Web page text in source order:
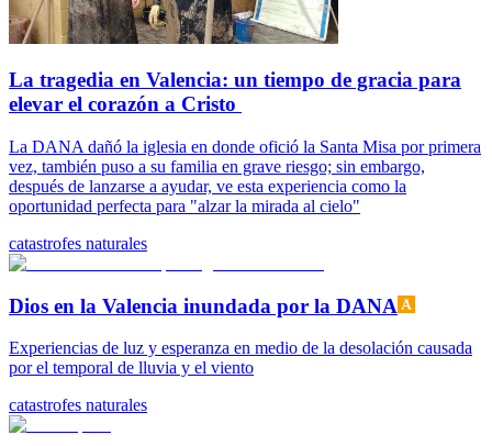
La tragedia en Valencia: un tiempo de gracia para
elevar el corazón a Cristo
La DANA dañó la iglesia en donde ofició la Santa Misa por primera
vez, también puso a su familia en grave riesgo; sin embargo,
después de lanzarse a ayudar, ve esta experiencia como la
oportunidad perfecta para "alzar la mirada al cielo"
catastrofes naturales
Dios en la Valencia inundada por la DANA
Experiencias de luz y esperanza en medio de la desolación causada
por el temporal de lluvia y el viento
catastrofes naturales